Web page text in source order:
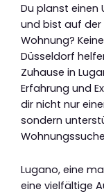
Du planst einen
und bist auf der
Wohnung?
Düsseldorf
Zuhause in
Erfahrung und
dir nicht nur
sondern
Lugano, eine
eine vielfältige